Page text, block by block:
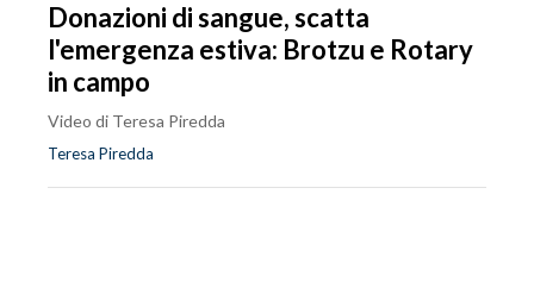
Donazioni di sangue, scatta
l'emergenza estiva: Brotzu e Rotary
in campo
Video di Teresa Piredda
Teresa Piredda